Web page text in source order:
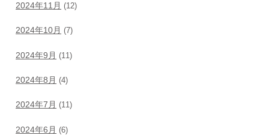
2024年11月 (12)
2024年10月 (7)
2024年9月 (11)
2024年8月 (4)
2024年7月 (11)
2024年6月 (6)